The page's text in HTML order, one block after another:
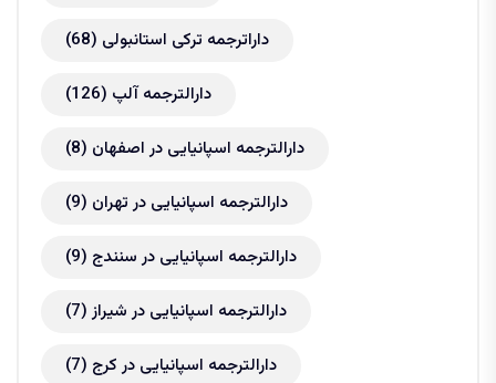
داراترجمه ترکی استانبولی (68)
دارالترجمه آلپ (126)
دارالترجمه اسپانیایی در اصفهان (8)
دارالترجمه اسپانیایی در تهران (9)
دارالترجمه اسپانیایی در سنندج (9)
دارالترجمه اسپانیایی در شیراز(7)
دارالترجمه اسپانیایی در کرج (7)